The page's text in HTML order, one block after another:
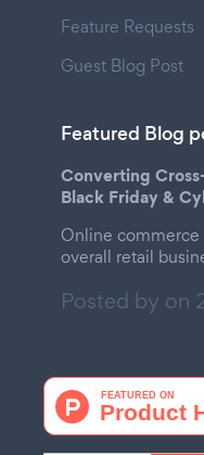
Feature Requests
Guest Blog Post
Featured Blog
Converting
Black Friday &
Online commerce
overall retail
Posted by on